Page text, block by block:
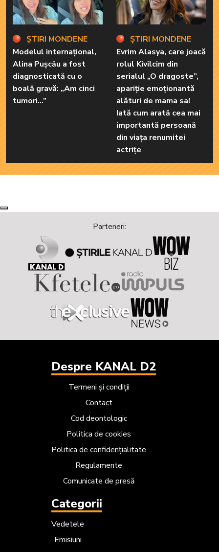
ȘTIRI MONDENE
Modelul internațional,
Alina Pușcău a fost
diagnosticată cu o
boală gravă: „Am cinci
tumori...”
ȘTIRI MONDENE
Evrim Alasya, care joacă
rolul Kivilcim din
serialul „O dragoste”,
apariție emoționantă
alături de mama sa!
Iată cum arată cea mai
importantă persoană
din viața renumitei
actrițe
Next
Previous
Parteneri:
Despre KANAL D2
Termeni și condiții
Contact
Cod deontologic
Politica de cookies
Politica de confidențialitate
Regulamente
Comunicate de presă
Categorii
Vedetele
Emisiuni